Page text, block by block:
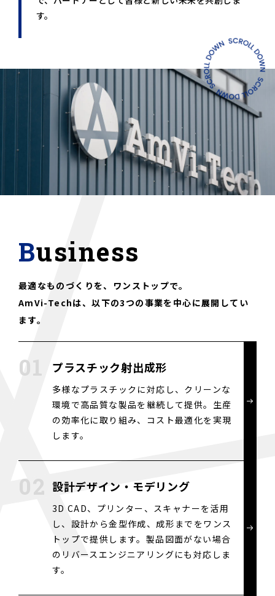
す。
Business
最適なものづくりを、ワンストップで。
AmVi-Techは、以下の3つの事業を中心に展開してい
ます。
プラスチック射出成形
多様なプラスチックに対応し、クリーンな
環境で高品質な製品を継続して提供。生産
の効率化に取り組み、コスト最適化を実現
します。
設計デザイン・モデリング
3D CAD、プリンター、スキャナーを活用
し、設計から金型作成、成形までをワンス
トップで提供します。製品図面がない場合
のリバースエンジニアリングにも対応しま
す。